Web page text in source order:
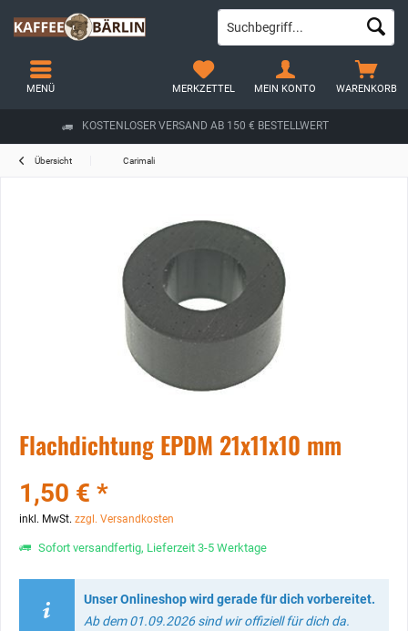
KOSTENLOSER VERSAND AB 150 € BESTELLWERT
WARENKORB
MERKZETTEL MEIN KONTO
MENÜ
Übersicht Carimali
Flachdichtung EPDM 21x11x10 mm
1,50 € *
inkl. MwSt. zzgl. Versandkosten
Sofort versandfertig, Lieferzeit 3-5 Werktage
Unser Onlineshop wird gerade für dich vorbereitet.
Ab dem 01.09.2026 sind wir offiziell für dich da.